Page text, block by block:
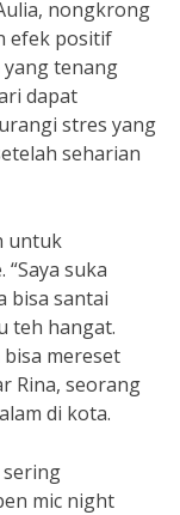
nongkrong
efek positif
yang tenang
dapat
stres yang
seharian
untuk
suka
bisa santai
teh hangat.
mereset
Rina, seorang
di kota.
sering
mic night